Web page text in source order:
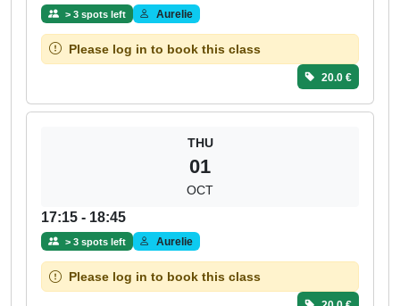
> 3 spots left Aurelie
Please log in to book this class
20.0 €
THU
01
OCT
17:15 - 18:45
> 3 spots left Aurelie
Please log in to book this class